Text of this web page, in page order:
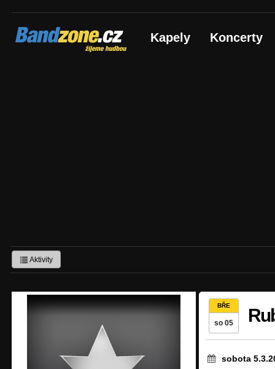
Bandzone.cz
žijeme hudbou Kapely Koncerty
Aktivity
BŘE
so 05
sobota